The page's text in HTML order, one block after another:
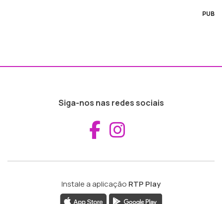
PUB
Siga-nos nas redes sociais
Aceder ao
Instale a aplicação RTP Play